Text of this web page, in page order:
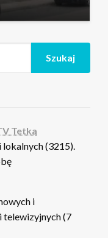
Tetka
lokalnych (3215).
i
telewizyjnych (7